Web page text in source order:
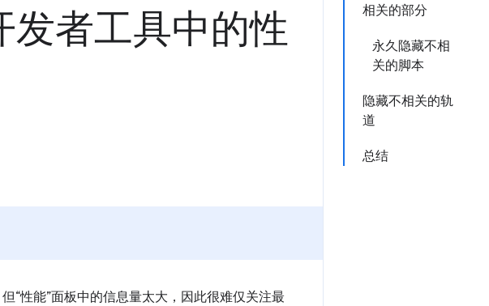
相关的部分
永久隐藏不相
关的脚本
隐藏不相关的轨
道
总结
发者工具中的性
“性能”面板中的信息量太大，因此很难仅关注最